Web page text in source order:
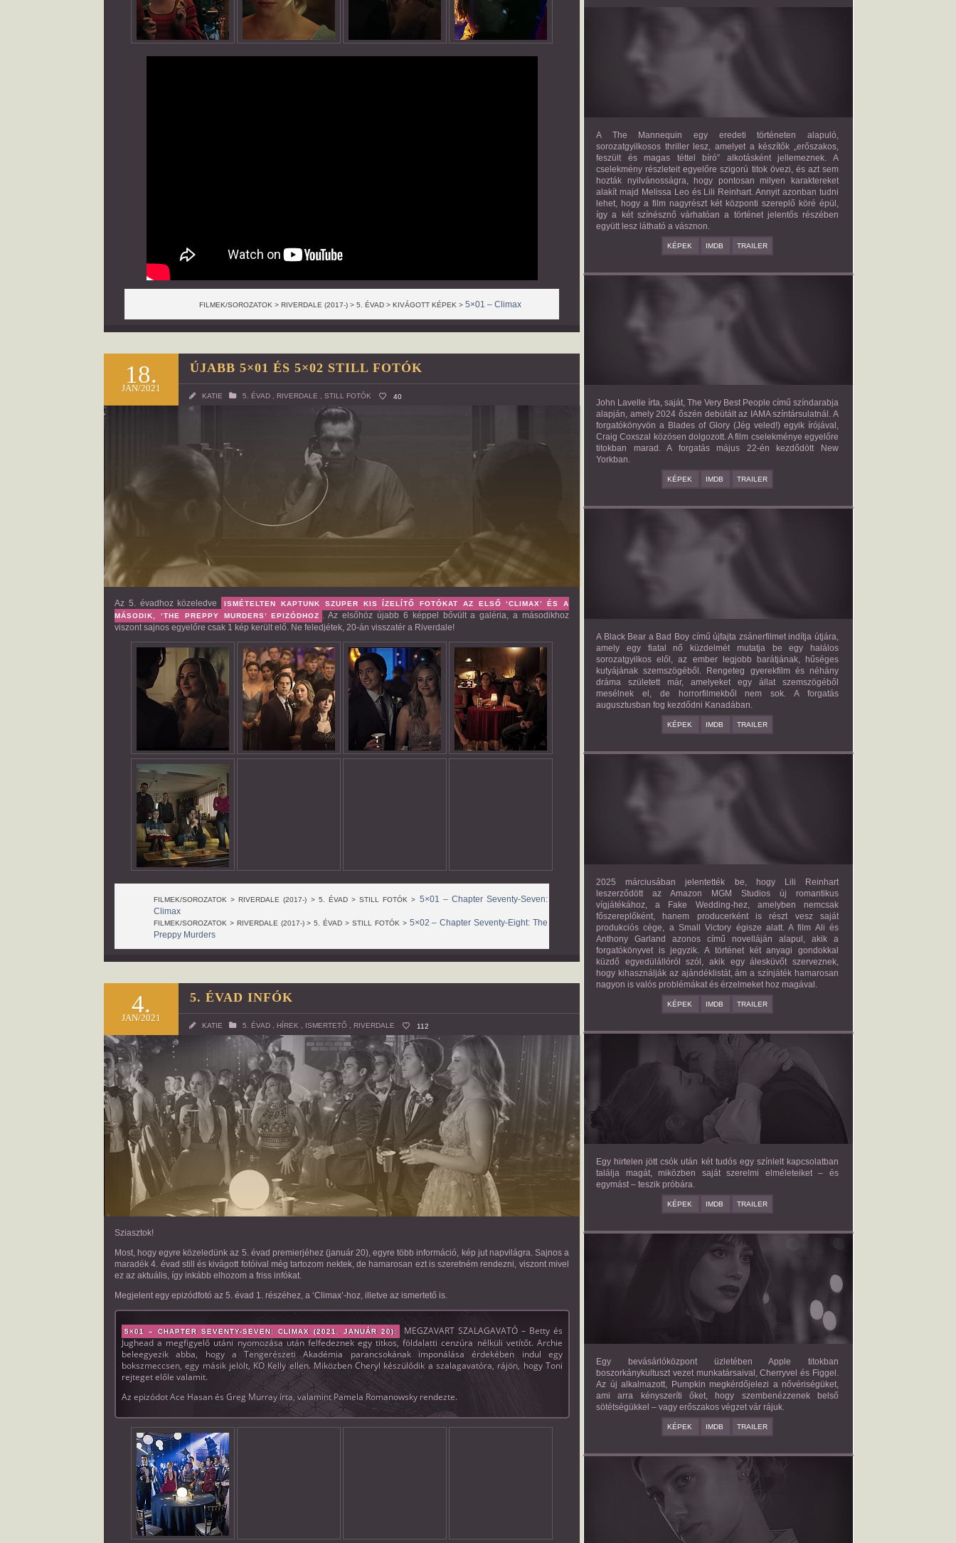
THE MANNEQUIN
A The Mannequin egy eredeti történeten alapuló,
sorozatgyilkosos thriller lesz, amelyet a készítők „erőszakos,
feszült és magas téttel bíró” alkotásként jellemeznek. A
cselekmény részleteit egyelőre szigorú titok övezi, és azt sem
hozták nyilvánosságra, hogy pontosan milyen karaktereket
alakít majd Melissa Leo és Lili Reinhart. Annyit azonban tudni
lehet, hogy a film nagyrészt két központi szereplő köré épül,
így a két színésznő várhatóan a történet jelentős részében
együtt lesz látható a vásznon.
KÉPEK IMDB TRAILER
THE VERY BEST PEOPLE
John Lavelle írta, saját, The Very Best People című színdarabja
alapján, amely 2024 őszén debütált az IAMA színtársulatnál. A
forgatókönyvön a Blades of Glory (Jég veled!) egyik írójával,
Craig Coxszal közösen dolgozott. A film cselekménye egyelőre
titokban marad. A forgatás május 22-én kezdődött New
Yorkban.
KÉPEK IMDB TRAILER
BAD BOY
A Black Bear a Bad Boy című újfajta zsánerfilmet indítja útjára,
amely egy fiatal nő küzdelmét mutatja be egy halálos
sorozatgyilkos elől, az ember legjobb barátjának, hűséges
kutyájának szemszögéből. Rengeteg gyerekfilm és néhány
dráma született már, amelyeket egy állat szemszögéből
mesélnek el, de horrorfilmekből nem sok. A forgatás
augusztusban fog kezdődni Kanadában.
KÉPEK IMDB TRAILER
FAKE WEDDING
2025 márciusában jelentették be, hogy Lili Reinhart
leszerződött az Amazon MGM Studios új romantikus
vígjátékához, a Fake Wedding-hez, amelyben nemcsak
főszereplőként, hanem producerként is részt vesz saját
produkciós cége, a Small Victory égisze alatt. A film Ali és
Anthony Garland azonos című novelláján alapul, akik a
forgatókönyvet is jegyzik. A történet két anyagi gondokkal
küzdő egyedülállóról szól, akik egy álesküvőt szerveznek,
hogy kihasználják az ajándéklistát, ám a színjáték hamarosan
nagyon is valós problémákat és érzelmeket hoz magával.
KÉPEK IMDB TRAILER
THE LOVE HYPOTHESIS
2026/09/23
OLIVE SMITH
Egy hirtelen jött csók után két tudós egy színlelt kapcsolatban
találja magát, miközben saját szerelmi elméleteiket – és
egymást – teszik próbára.
KÉPEK IMDB TRAILER
FORBIDDEN FRUITS
2026/03/27
APPLE
Egy bevásárlóközpont üzletében Apple titokban
boszorkánykultuszt vezet munkatársaival, Cherryvel és Figgel.
Az új alkalmazott, Pumpkin megkérdőjelezi a nővériségüket,
ami arra kényszeríti őket, hogy szembenézzenek belső
sötétségükkel – vagy erőszakos végzet vár rájuk.
KÉPEK IMDB TRAILER
AMERICAN SWEATSHOP
DAISY MORIARTY
FILMEK/SOROZATOK > RIVERDALE (2017-) > 5. ÉVAD > KIVÁGOTT KÉPEK >5×01 – Climax
18.
JAN/2021
ÚJABB 5×01 ÉS 5×02 STILL FOTÓK
KATIE 5. ÉVAD RIVERDALE STILL FOTÓK 40
Az 5. évadhoz közeledve
ISMÉTELTEN KAPTUNK SZUPER KIS ÍZELÍTŐ FOTÓKAT AZ ELSŐ ‘CLIMAX’ ÉS A
MÁSODIK, ‘THE PREPPY MURDERS’ EPIZÓDHOZ . Az elsőhöz újabb 6 képpel bővült a galéria, a másodikhoz
viszont sajnos egyelőre csak 1 kép került elő. Ne feledjétek, 20-án visszatér a Riverdale!
FILMEK/SOROZATOK > RIVERDALE (2017-) > 5. ÉVAD > STILL FOTÓK > 5×01 – Chapter Seventy-Seven:
Climax
FILMEK/SOROZATOK > RIVERDALE (2017-) > 5. ÉVAD > STILL FOTÓK > 5×02 – Chapter Seventy-Eight: The
Preppy Murders
4.
JAN/2021
5. ÉVAD INFÓK
KATIE 5. ÉVAD HÍREK ISMERTETŐ RIVERDALE 112
Sziasztok!
Most, hogy egyre közeledünk az 5. évad premierjéhez (január 20), egyre több információ, kép jut napvilágra. Sajnos a
maradék 4. évad still és kivágott fotóival még tartozom nektek, de hamarosan ezt is szeretném rendezni, viszont mivel
ez az aktuális, így inkább elhozom a friss infókat.
Megjelent egy epizódfotó az 5. évad 1. részéhez, a ‘Climax’-hoz, illetve az ismertető is.
5×01 – CHAPTER SEVENTY-SEVEN: CLIMAX (2021. JANUÁR 20):
MEGZAVART SZALAGAVATÓ – Betty és
Jughead a megfigyelő utáni nyomozása után felfedeznek egy titkos, földalatti cenzúra nélküli vetítőt. Archie
beleegyezik abba, hogy a Tengerészeti Akadémia parancsokának imponálása érdekében indul egy
bokszmeccsen, egy másik jelölt, KO Kelly ellen. Miközben Cheryl készülődik a szalagavatóra, rájön, hogy Toni
rejteget előle valamit.
Az epizódot Ace Hasan és Greg Murray írta, valamint Pamela Romanowsky rendezte.